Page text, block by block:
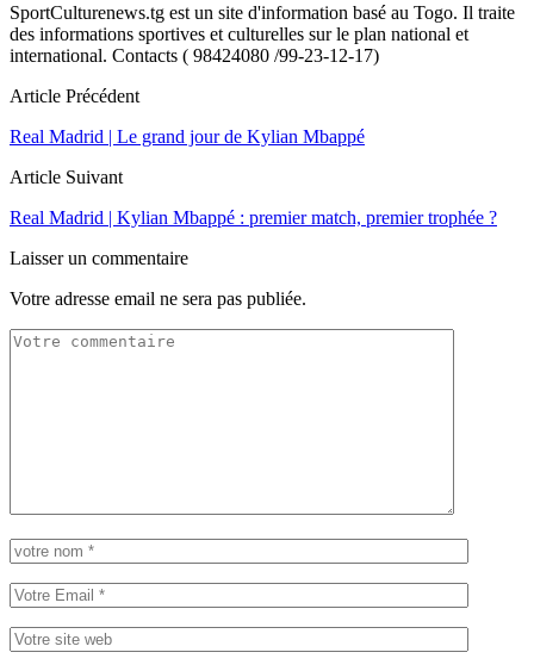
SportCulturenews.tg est un site d'information basé au Togo. Il traite
des informations sportives et culturelles sur le plan national et
international. Contacts ( 98424080 /99-23-12-17)
Article Précédent
Real Madrid | Le grand jour de Kylian Mbappé
Article Suivant
Real Madrid | Kylian Mbappé : premier match, premier trophée ?
Laisser un commentaire
Votre adresse email ne sera pas publiée.